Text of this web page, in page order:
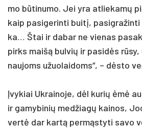
mo būti­nu­mo. Jei yra at­lie­kamų
kaip pa­si­ge­rin­ti buitį,
ka… Štai ir da­bar ne vie­nas
pirks maišą bul­vių ir pa­si­dės
nau­joms užuo­lai­doms“, – dėsto
Įvy­kiai Uk­rai­no­je, dėl ku­rių ėmė
ir ga­my­bi­nių med­žiagų kai­nos,
vertė dar kartą per­mąsty­ti sa­vo